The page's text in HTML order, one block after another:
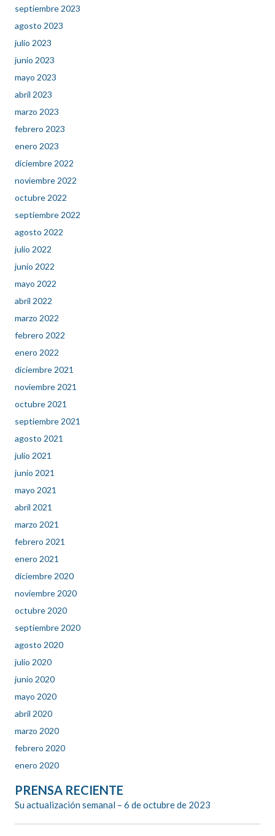
septiembre 2023
agosto 2023
julio 2023
junio 2023
mayo 2023
abril 2023
marzo 2023
febrero 2023
enero 2023
diciembre 2022
noviembre 2022
octubre 2022
septiembre 2022
agosto 2022
julio 2022
junio 2022
mayo 2022
abril 2022
marzo 2022
febrero 2022
enero 2022
diciembre 2021
noviembre 2021
octubre 2021
septiembre 2021
agosto 2021
julio 2021
junio 2021
mayo 2021
abril 2021
marzo 2021
febrero 2021
enero 2021
diciembre 2020
noviembre 2020
octubre 2020
septiembre 2020
agosto 2020
julio 2020
junio 2020
mayo 2020
abril 2020
marzo 2020
febrero 2020
enero 2020
PRENSA RECIENTE
Su actualización semanal – 6 de octubre de 2023